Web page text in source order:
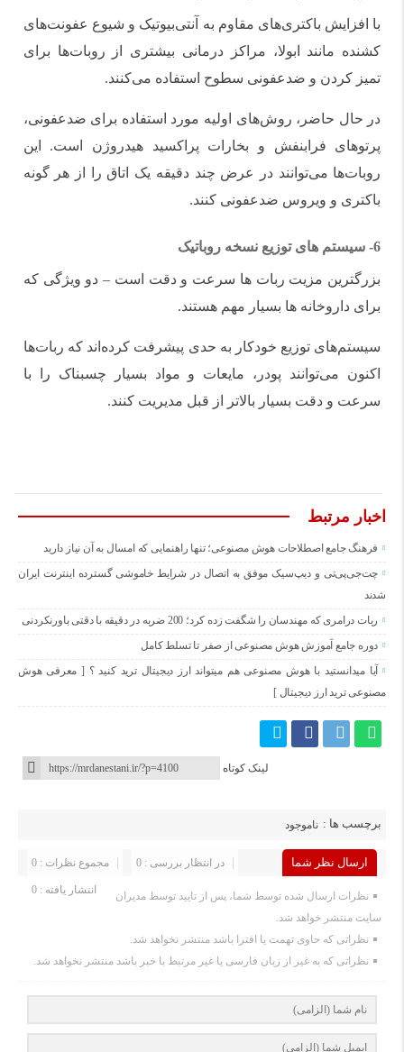
با افزایش باکتری‌های مقاوم به آنتی‌بیوتیک و شیوع عفونت‌های
کشنده مانند ابولا، مراکز درمانی بیشتری از روبات‌ها برای
تمیز کردن و ضدعفونی سطوح استفاده می‌کنند.
در حال حاضر، روش‌های اولیه مورد استفاده برای ضدعفونی،
پرتوهای فرابنفش و بخارات پراکسید هیدروژن است. این
روبات‌ها می‌توانند در عرض چند دقیقه یک اتاق را از هر گونه
باکتری و ویروس ضدعفونی کنند.
6- سیستم های توزیع نسخه روباتیک
بزرگترین مزیت ربات ها سرعت و دقت است – دو ویژگی که
برای داروخانه ها بسیار مهم هستند.
سیستم‌های توزیع خودکار به حدی پیشرفت کرده‌اند که ربات‌ها
اکنون می‌توانند پودر، مایعات و مواد بسیار چسبناک را با
سرعت و دقت بسیار بالاتر از قبل مدیریت کنند.
اخبار مرتبط
فرهنگ جامع اصطلاحات هوش مصنوعی؛ تنها راهنمایی که امسال به آن نیاز دارید
چت‌جی‌پی‌تی و دیپ‌سیک موفق به اتصال در شرایط خاموشی گسترده اینترنت ایران
شدند
ربات درامری که مهندسان را شگفت زده کرد؛ 200 ضربه در دقیقه با دقتی باورنکردنی
دوره جامع آموزش هوش مصنوعی از صفر تا تسلط کامل
آیا میدانستید با هوش مصنوعی هم میتواند ارز دیجیتال ترید کنید ؟ [ معرفی هوش
مصنوعی ترید ارز دیجیتال ]
لینک کوتاه
برچسب ها : ناموجود
ارسال نظر شما مجموع نظرات : 0 در انتظار بررسی : 0
انتشار یافته : 0
نظرات ارسال شده توسط شما، پس از تایید توسط مدیران
سایت منتشر خواهد شد.
نظراتی که حاوی تهمت یا افترا باشد منتشر نخواهد شد.
نظراتی که به غیر از زبان فارسی یا غیر مرتبط با خبر باشد منتشر نخواهد شد.